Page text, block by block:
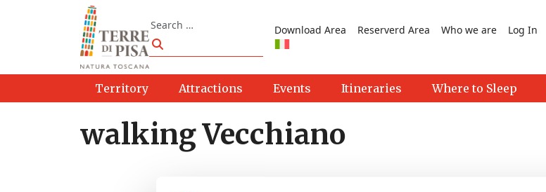
Search
Search
Download Area Reserverd Area Who we are Log In
Territory Attractions Events Itineraries Where to Sleep
walking Vecchiano